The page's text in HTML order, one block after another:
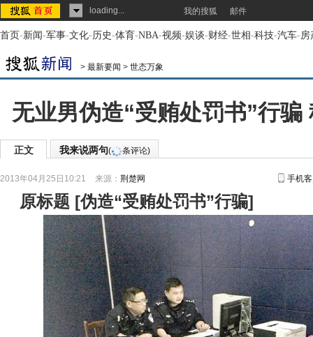
loading... 我的搜狐 邮件
首页-新闻-军事-文化-历史-体育-NBA-视频-娱谈-财经-世相-科技-汽车-房
> 最新要闻 > 世态万象
无业男伪造“受贿处罚书”行骗
正文 我来说两句( 条评论)
2013年04月25日10:21 来源： 荆楚网 手机
原标题 [伪造“受贿处罚书”行骗]